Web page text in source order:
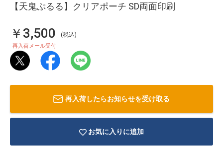
【天鬼ぷるる】クリアポーチ SD両面印刷
￥3,500 (税込)
再入荷メール受付
再入荷したらお知らせを受け取る
お気に入りに追加